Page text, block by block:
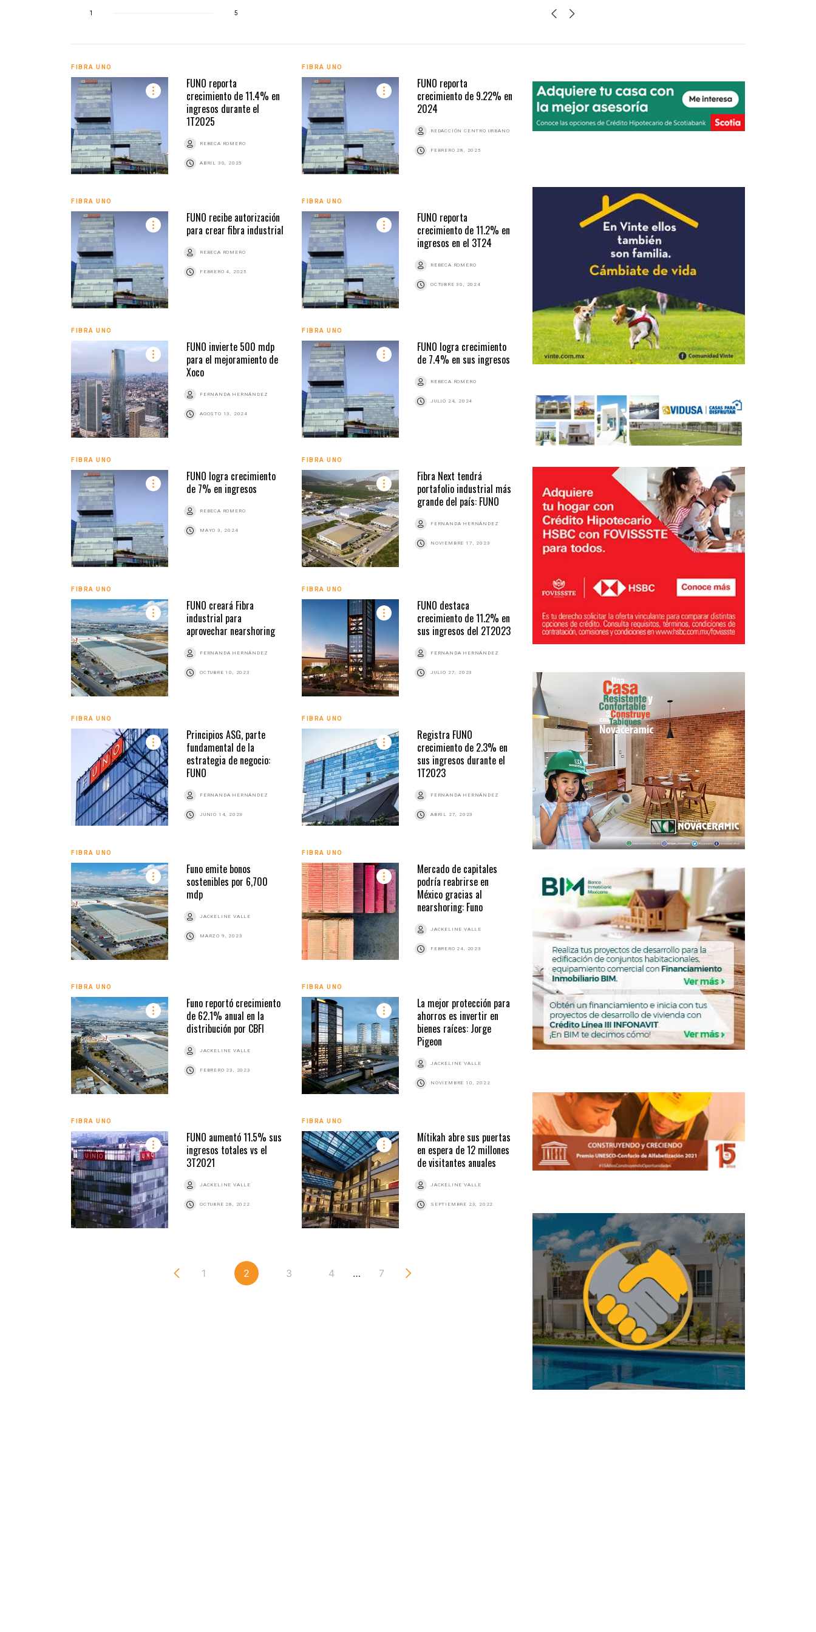
1 5
FIBRA UNO
FUNO reporta
crecimiento de 11.4% en
ingresos durante el
1T2025
REBECA ROMERO
ABRIL 30, 2025
FIBRA UNO
FUNO reporta
crecimiento de 9.22% en
2024
REDACCIÓN CENTRO URBANO
FEBRERO 28, 2025
FIBRA UNO
FUNO recibe autorización
para crear fibra industrial
REBECA ROMERO
FEBRERO 4, 2025
FIBRA UNO
FUNO reporta
crecimiento de 11.2% en
ingresos en el 3T24
REBECA ROMERO
OCTUBRE 30, 2024
FIBRA UNO
FUNO invierte 500 mdp
para el mejoramiento de
Xoco
FERNANDA HERNÁNDEZ
AGOSTO 13, 2024
FIBRA UNO
FUNO logra crecimiento
de 7.4% en sus ingresos
REBECA ROMERO
JULIO 24, 2024
FIBRA UNO
FUNO logra crecimiento
de 7% en ingresos
REBECA ROMERO
MAYO 3, 2024
FIBRA UNO
Fibra Next tendrá
portafolio industrial más
grande del país: FUNO
FERNANDA HERNÁNDEZ
NOVIEMBRE 17, 2023
FIBRA UNO
FUNO creará Fibra
industrial para
aprovechar nearshoring
FERNANDA HERNÁNDEZ
OCTUBRE 10, 2023
FIBRA UNO
FUNO destaca
crecimiento de 11.2% en
sus ingresos del 2T2023
FERNANDA HERNÁNDEZ
JULIO 27, 2023
FIBRA UNO
Principios ASG, parte
fundamental de la
estrategia de negocio:
FUNO
FERNANDA HERNÁNDEZ
JUNIO 14, 2023
FIBRA UNO
Registra FUNO
crecimiento de 2.3% en
sus ingresos durante el
1T2023
FERNANDA HERNÁNDEZ
ABRIL 27, 2023
FIBRA UNO
Funo emite bonos
sostenibles por 6,700
mdp
JACKELINE VALLE
MARZO 9, 2023
FIBRA UNO
Mercado de capitales
podría reabrirse en
México gracias al
nearshoring: Funo
JACKELINE VALLE
FEBRERO 24, 2023
FIBRA UNO
Funo reportó crecimiento
de 62.1% anual en la
distribución por CBFI
JACKELINE VALLE
FEBRERO 23, 2023
FIBRA UNO
La mejor protección para
ahorros es invertir en
bienes raíces: Jorge
Pigeon
JACKELINE VALLE
NOVIEMBRE 10, 2022
FIBRA UNO
FUNO aumentó 11.5% sus
ingresos totales vs el
3T2021
JACKELINE VALLE
OCTUBRE 28, 2022
FIBRA UNO
Mítikah abre sus puertas
en espera de 12 millones
de visitantes anuales
JACKELINE VALLE
SEPTIEMBRE 23, 2022
1 2 3 4 … 7